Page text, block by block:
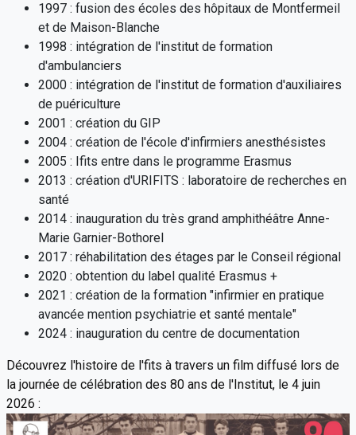
1997 : fusion des écoles des hôpitaux de Montfermeil
et de Maison-Blanche
1998 : intégration de l'institut de formation
d'ambulanciers
2000 : intégration de l'institut de formation d'auxiliaires
de puériculture
2001 : création du GIP
2004 : création de l'école d'infirmiers anesthésistes
2005 : Ifits entre dans le programme Erasmus
2013 : création d'URIFITS : laboratoire de recherches en
santé
2014 : inauguration du très grand amphithéâtre Anne-
Marie Garnier-Bothorel
2017 : réhabilitation des étages par le Conseil régional
2020 : obtention du label qualité Erasmus +
2021 : création de la formation "infirmier en pratique
avancée mention psychiatrie et santé mentale"
2024 : inauguration du centre de documentation
Découvrez l'histoire de l'fits à travers un film diffusé lors de
la journée de célébration des 80 ans de l'Institut, le 4 juin
2026 :